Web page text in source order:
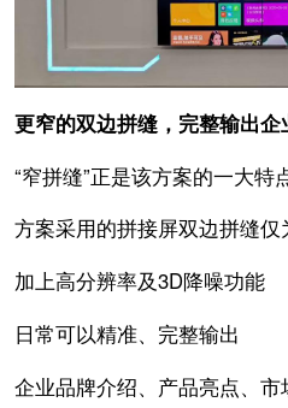
更窄的双边拼缝，完整输出企
“窄拼缝”正是该方案的一大特
方案采用的拼接屏双边拼缝仅
加上高分辨率及3D降噪功能
日常可以精准、完整输出
企业品牌介绍、产品亮点、